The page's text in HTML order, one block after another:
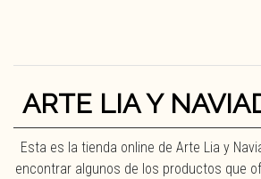
ARTE LIA Y
Esta es la tienda online de Arte Lia y
encontrar algunos de los productos que